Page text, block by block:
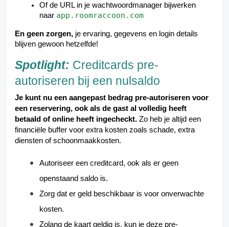
Of de URL in je wachtwoordmanager bijwerken
naar app.roomraccoon.com
En geen zorgen, je ervaring, gegevens en login details
blijven gewoon hetzelfde!
Spotlight: Creditcards pre-
autoriseren bij een nulsaldo
Je kunt nu een aangepast bedrag pre-autoriseren voor
een reservering, ook als de gast al volledig heeft
betaald of online heeft ingecheckt. Zo heb je altijd een
financiële buffer voor extra kosten zoals schade, extra
diensten of schoonmaakkosten.
Autoriseer een creditcard, ook als er geen
openstaand saldo is.
Zorg dat er geld beschikbaar is voor onverwachte
kosten.
Zolang de kaart geldig is, kun je deze pre-